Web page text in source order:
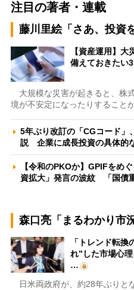
注目の著者・連載
藤川里絵「さあ、投資
【資産運用】
備えておきたい
大規模な災害が起きると、株
境が不安定になったりすること
5年ぶり改訂の「CGコード」
説 企業に成長投資の具体的
【令和のPKOか】GPIFをめ
資拡大」発言の波紋 「国債
森口亮「まるわかり市
「トレンド転
れ”した市場心
…
日米両政府が、約28年ぶりと